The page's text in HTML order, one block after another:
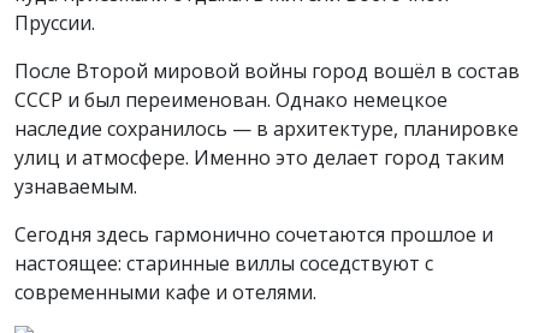
Пруссии.
После Второй мировой войны город вошёл в состав
СССР и был переименован. Однако немецкое
наследие сохранилось — в архитектуре, планировке
улиц и атмосфере. Именно это делает город таким
узнаваемым.
Сегодня здесь гармонично сочетаются прошлое и
настоящее: старинные виллы соседствуют с
современными кафе и отелями.